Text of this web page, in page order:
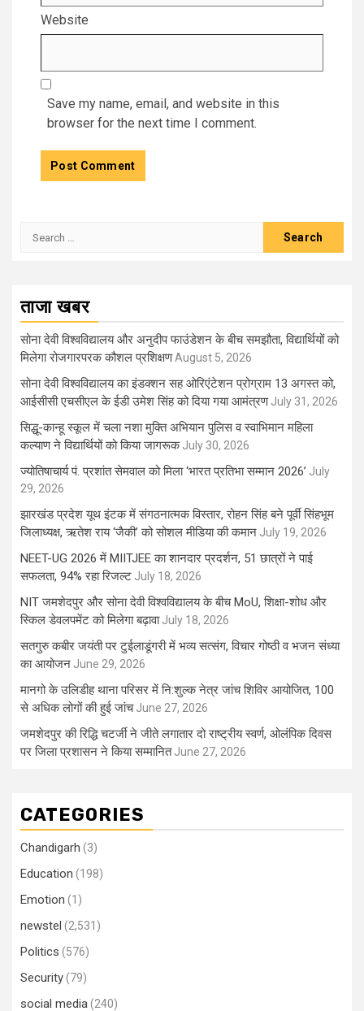
Website
Save my name, email, and website in this
browser for the next time I comment.
Search
ताजा खबर
सोना देवी विश्वविद्यालय और अनुदीप फाउंडेशन के बीच समझौता, विद्यार्थियों को
मिलेगा रोजगारपरक कौशल प्रशिक्षणAugust 5, 2026
सोना देवी विश्वविद्यालय का इंडक्शन सह ओरिएंटेशन प्रोग्राम 13 अगस्त को,
आईसीसी एचसीएल के ईडी उमेश सिंह को दिया गया आमंत्रण July 31, 2026
सिद्धू-कान्हू स्कूल में चला नशा मुक्ति अभियान पुलिस व स्वाभिमान महिला
कल्याण ने विद्यार्थियों को किया जागरूक July 30, 2026
ज्योतिषाचार्य पं. प्रशांत सेमवाल को मिला ‘भारत प्रतिभा सम्मान 2026’ July
29, 2026
झारखंड प्रदेश यूथ इंटक में संगठनात्मक विस्तार, रोहन सिंह बने पूर्वी सिंहभूम
जिलाध्यक्ष, ऋतेश राय ‘जैकी’ को सोशल मीडिया की कमान July 19, 2026
NEET-UG 2026 में MIITJEE का शानदार प्रदर्शन, 51 छात्रों ने पाई
सफलता, 94% रहा रिजल्ट July 18, 2026
NIT जमशेदपुर और सोना देवी विश्वविद्यालय के बीच MoU, शिक्षा-शोध और
स्किल डेवलपमेंट को मिलेगा बढ़ावा July 18, 2026
सतगुरु कबीर जयंती पर टुईलाडूंगरी में भव्य सत्संग, विचार गोष्ठी व भजन संध्या
का आयोजन June 29, 2026
मानगो के उलिडीह थाना परिसर में नि:शुल्क नेत्र जांच शिविर आयोजित, 100
से अधिक लोगों की हुई जांच June 27, 2026
जमशेदपुर की रिद्धि चटर्जी ने जीते लगातार दो राष्ट्रीय स्वर्ण, ओलंपिक दिवस
पर जिला प्रशासन ने किया सम्मानित June 27, 2026
CATEGORIES
Chandigarh (3)
Education (198)
Emotion (1)
newstel (2,531)
Politics (576)
Security(79)
social media(240)